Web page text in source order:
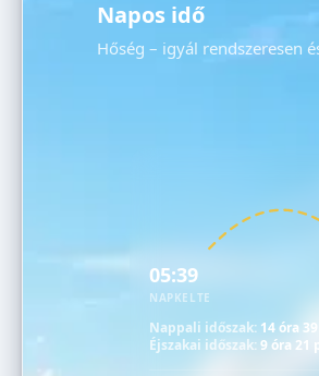
Napos idő
Hőség – igyál rendszeresen
05:39
NAPKELTE
Nappali időszak: 14 óra
Éjszakai időszak:9 óra 21